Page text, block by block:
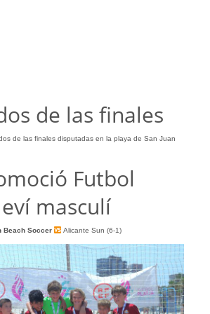
de las finales
de las finales disputadas en la playa de San Juan
Futbol
masculí
Beach Soccer Alicante Sun (6-1)